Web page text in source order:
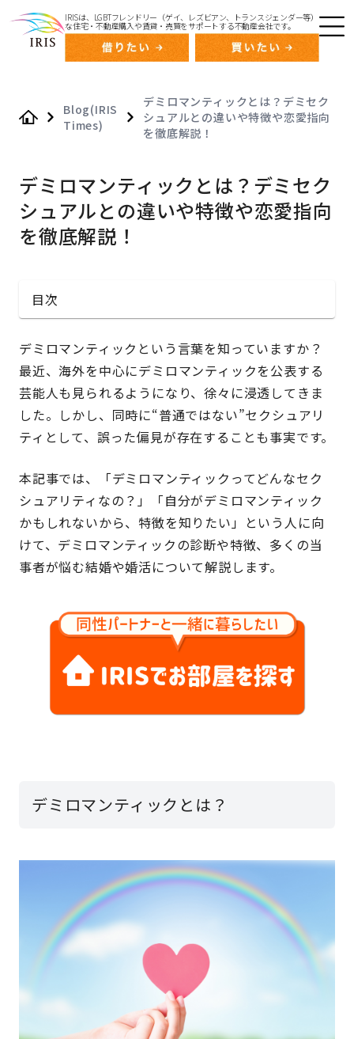
IRISは、LGBTフレンドリー（ゲイ、レズビアン、トランスジェンダー等）
な住宅・不動産購入や賃貸・売買をサポートする不動産会社です。
Blog(IRIS
Times)
デミロマンティックとは？デミセク
シュアルとの違いや特徴や恋愛指向
を徹底解説！
デミロマンティックとは？デミセク
シュアルとの違いや特徴や恋愛指向
を徹底解説！
デミロマンティックという言葉を知っていますか？
最近、海外を中心にデミロマンティックを公表する
芸能人も見られるようになり、徐々に浸透してきま
した。しかし、同時に“普通ではない”セクシュアリ
ティとして、誤った偏見が存在することも事実です。
本記事では、「デミロマンティックってどんなセク
シュアリティなの？」「自分がデミロマンティック
かもしれないから、特徴を知りたい」という人に向
けて、デミロマンティックの診断や特徴、多くの当
事者が悩む結婚や婚活について解説します。
デミロマンティックとは？
目次